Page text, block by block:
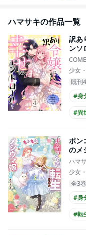
ハマサキの作品一覧
訳あ
ンソ
少女
既刊
#身
#異
ポン
のメ
ハマ
少女
全3
#身
#転